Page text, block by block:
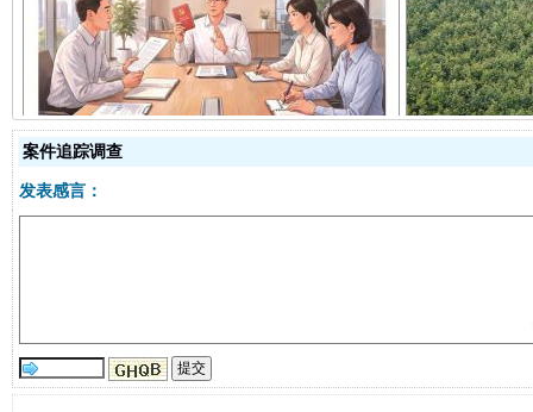
揭开“小金库”的免责幌子
受贿1.44亿！段成刚被判无期 从幼
案件追踪调查
发表感言：